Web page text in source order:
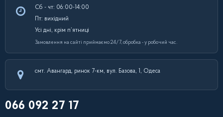
Сб - чт: 06:00-14:00
Пт: вихідний
Усі дні, крім п’ятниці
Замовлення на сайті приймаємо 24/7, обробка - у робочий час.
смт. Авангард, ринок 7-км, вул. Базова, 1, Одеса
066 092 27 17